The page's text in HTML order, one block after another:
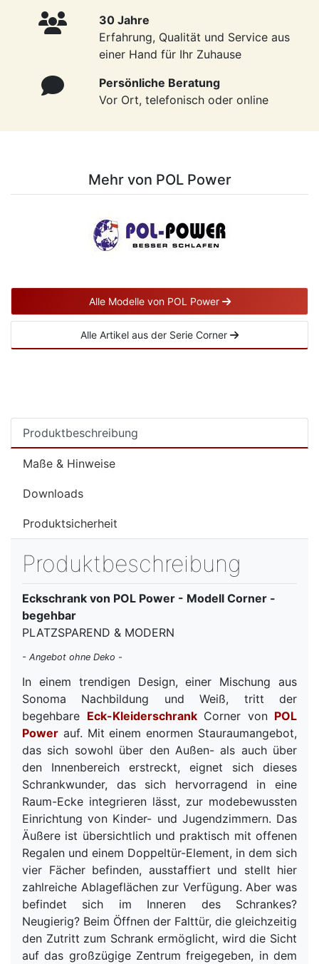
30 Jahre
Erfahrung, Qualität und Service aus
einer Hand für Ihr Zuhause
Persönliche Beratung
Vor Ort, telefonisch oder online
Mehr von POL Power
Alle Modelle von POL Power
Alle Artikel aus der Serie Corner
Produktbeschreibung
Maße & Hinweise
Downloads
Produktsicherheit
Produktbeschreibung
Eckschrank von POL Power - Modell Corner -
begehbar
PLATZSPAREND & MODERN
- Angebot ohne Deko -
In einem trendigen Design, einer Mischung aus
Sonoma Nachbildung und Weiß, tritt der
begehbare Eck-KleiderschrankCorner von POL
Power auf. Mit einem enormen Stauraumangebot,
das sich sowohl über den Außen- als auch über
den Innenbereich erstreckt, eignet sich dieses
Schrankwunder, das sich hervorragend in eine
Raum-Ecke integrieren lässt, zur modebewussten
Einrichtung von Kinder- und Jugendzimmern. Das
Äußere ist übersichtlich und praktisch mit offenen
Regalen und einem Doppeltür-Element, in dem sich
vier Fächer befinden, ausstaffiert und stellt hier
zahlreiche Ablageflächen zur Verfügung. Aber was
befindet sich im Inneren des Schrankes?
Neugierig? Beim Öffnen der Falttür, die gleichzeitig
den Zutritt zum Schrank ermöglicht, wird die Sicht
auf das großzügige Zentrum freigegeben, in dem